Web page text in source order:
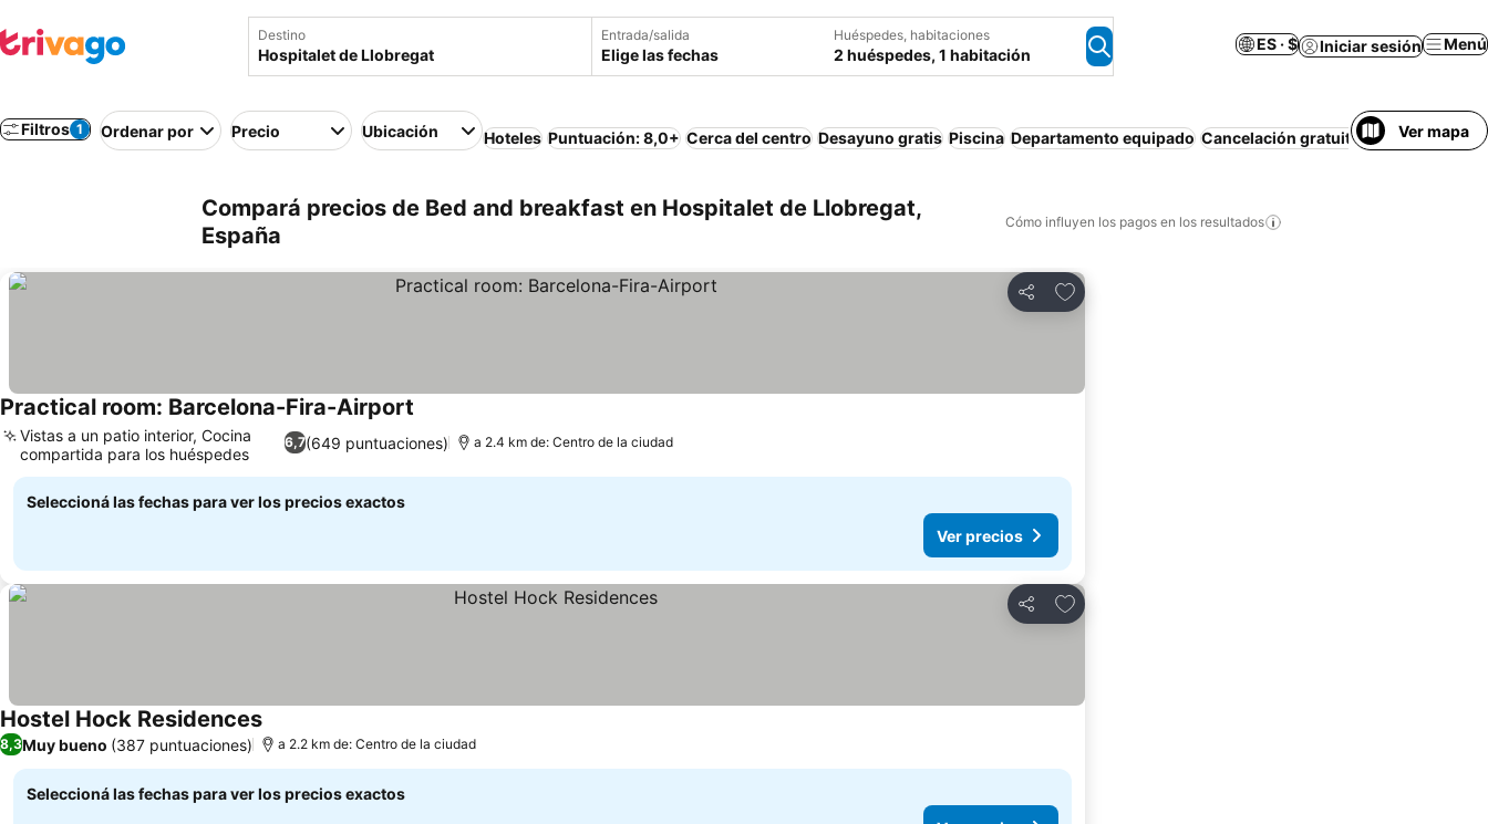
Destino Entrada/salida
Elige las fechas
Huéspedes, habitaciones
2 huéspedes, 1 habitación
ES · $ Iniciar sesión Menú
Filtros 1 Ordenar por Precio Ubicación Hoteles Puntuación: 8,0+ Cerca del centro Desayuno gratis Piscina Departamento equipado Cancelación gratuita Ver mapa
Compará precios de Bed and breakfast en Hospitalet de Llobregat,
España
Cómo influyen los pagos en los resultados
Compartir
Añadir a favoritos
Practical room: Barcelona-Fira-Airport
6,7(649 puntuaciones)
Vistas a un patio interior, Cocina
compartida para los huéspedes
a 2.4 km de: Centro de la ciudad
Seleccioná las fechas para ver los precios exactos
Ver precios
Compartir
Añadir a favoritos
Hostel Hock Residences
8,3Muy bueno (387 puntuaciones) a 2.2 km de: Centro de la ciudad
Seleccioná las fechas para ver los precios exactos